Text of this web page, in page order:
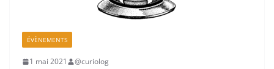
ÉVÈNEMENTS
1 mai 2021 @curiolog